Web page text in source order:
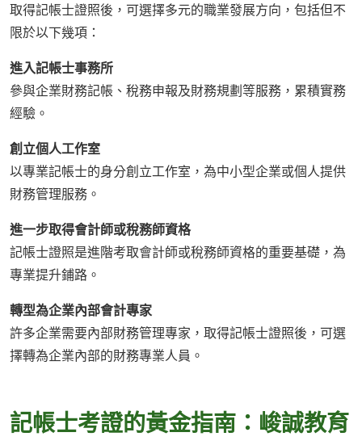
取得記帳士證照後，可選擇多元的職業發展方向，包括但不
限於以下幾項：
進入記帳士事務所
參與企業財務記帳、稅務申報及財務規劃等服務，累積實務
經驗。
創立個人工作室
以專業記帳士的身分創立工作室，為中小型企業或個人提供
財務管理服務。
進一步取得會計師或稅務師資格
記帳士證照是進階考取會計師或稅務師資格的重要基礎，為
專業提升鋪路。
轉型為企業內部會計專家
許多企業需要內部財務管理專家，取得記帳士證照後，可選
擇轉為企業內部的財務專業人員。
記帳士考證的黃金指南：峻誠教育